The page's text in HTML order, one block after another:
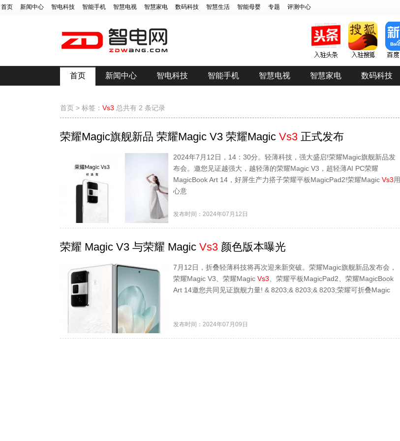
首页 新闻中心 智电科技 智能手机 智慧电视 智慧家电 数码科技 智慧生活 智能母婴 专题 评测中心
首页 新闻中心 智电科技 智能手机 智慧电视 智慧家电 数码科技
首页 > 标签： Vs3 总共有 2 条记录
荣耀Magic旗舰新品 荣耀Magic V3 荣耀Magic Vs3 正式发布
2024年7月12日，14：30分。轻薄科技，强大盛启!荣耀Magic旗舰新品发
布会。邀您见证越强大，越轻薄的荣耀Magic V3，超轻薄AI PC荣耀
MagicBook Art 14，好屏生产力搭子荣耀平板MagicPad2!荣耀Magic Vs3用
心意
发布时间：2024年07月12日
荣耀 Magic V3 与荣耀 Magic Vs3 颜色版本曝光
7月12日，折叠轻薄科技将再次迎来新突破。荣耀Magic旗舰新品发布会，
荣耀Magic V3、荣耀Magic Vs3 、荣耀平板MagicPad2、荣耀MagicBook
Art 14邀您共同见证旗舰力量! & 8203;& 8203;& 8203;荣耀可折叠Magic
发布时间：2024年07月09日